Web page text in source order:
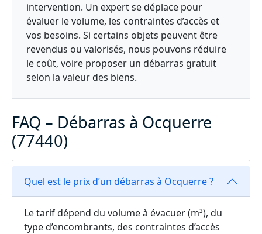
intervention. Un expert se déplace pour
évaluer le volume, les contraintes d’accès et
vos besoins. Si certains objets peuvent être
revendus ou valorisés, nous pouvons réduire
le coût, voire proposer un débarras gratuit
selon la valeur des biens.
FAQ – Débarras à Ocquerre
(77440)
Quel est le prix d’un débarras à Ocquerre ?
Le tarif dépend du volume à évacuer (m³), du
type d’encombrants, des contraintes d’accès